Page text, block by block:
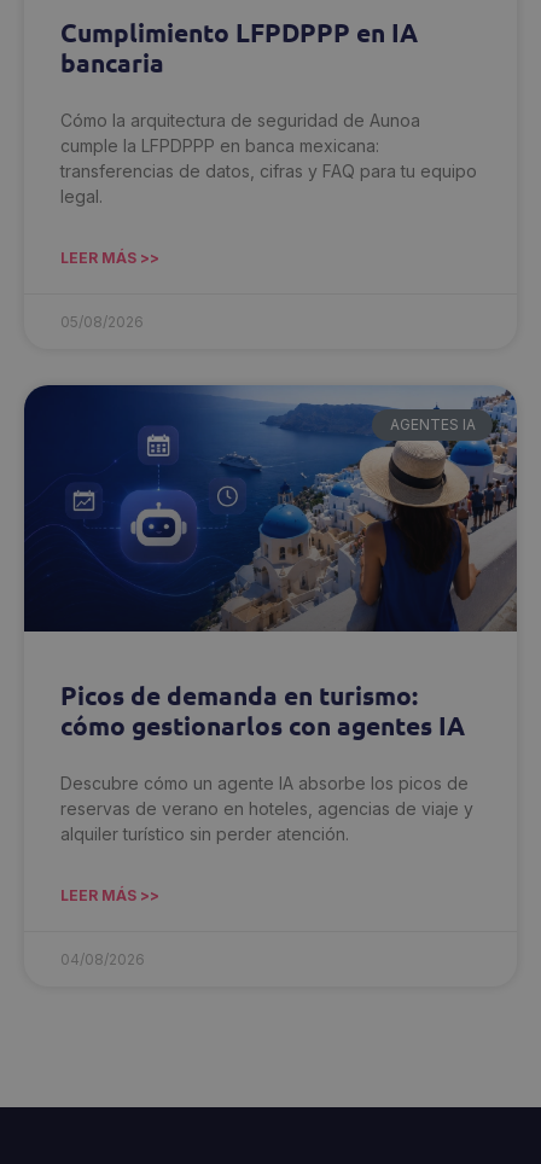
Cumplimiento LFPDPPP en IA
bancaria
Cómo la arquitectura de seguridad de Aunoa
cumple la LFPDPPP en banca mexicana:
transferencias de datos, cifras y FAQ para tu equipo
legal.
LEER MÁS >>
05/08/2026
AGENTES IA
Picos de demanda en turismo:
cómo gestionarlos con agentes IA
Descubre cómo un agente IA absorbe los picos de
reservas de verano en hoteles, agencias de viaje y
alquiler turístico sin perder atención.
LEER MÁS >>
04/08/2026